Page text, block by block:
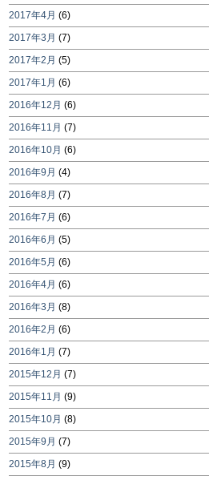
2017年4月 (6)
2017年3月 (7)
2017年2月 (5)
2017年1月 (6)
2016年12月 (6)
2016年11月 (7)
2016年10月 (6)
2016年9月 (4)
2016年8月 (7)
2016年7月 (6)
2016年6月 (5)
2016年5月 (6)
2016年4月 (6)
2016年3月 (8)
2016年2月 (6)
2016年1月 (7)
2015年12月 (7)
2015年11月 (9)
2015年10月 (8)
2015年9月 (7)
2015年8月 (9)